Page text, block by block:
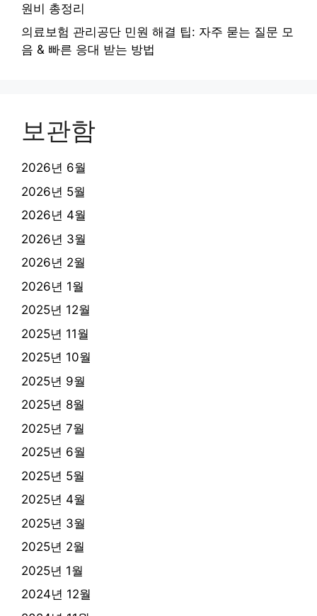
원비 총정리
의료보험 관리공단 민원 해결 팁: 자주 묻는 질문 모
음 & 빠른 응대 받는 방법
보관함
2026년 6월
2026년 5월
2026년 4월
2026년 3월
2026년 2월
2026년 1월
2025년 12월
2025년 11월
2025년 10월
2025년 9월
2025년 8월
2025년 7월
2025년 6월
2025년 5월
2025년 4월
2025년 3월
2025년 2월
2025년 1월
2024년 12월